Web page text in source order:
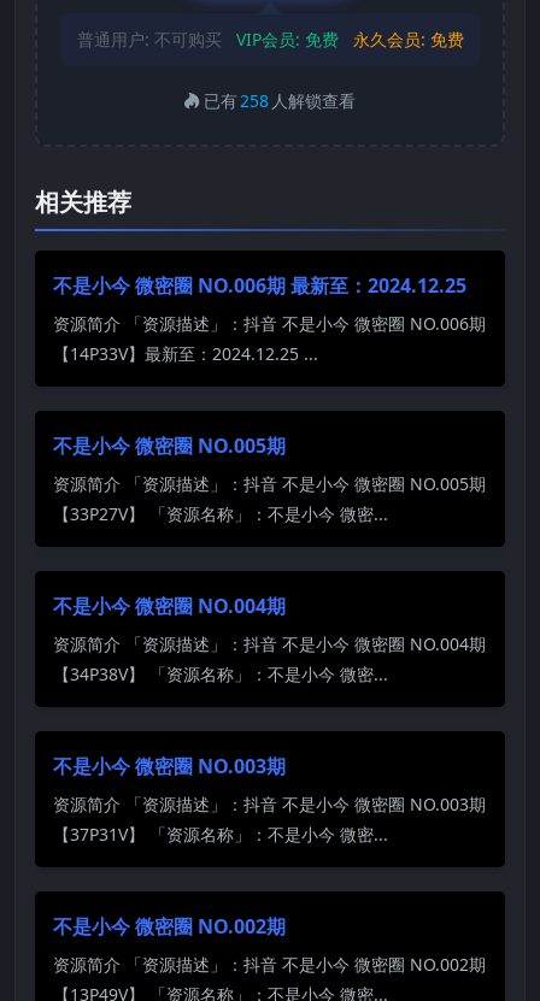
普通用户: 不可购买 VIP会员: 免费 永久会员: 免费
已有258 人解锁查看
相关推荐
不是小今 微密圈 NO.006期 最新至：2024.12.25
资源简介 「资源描述」：抖音 不是小今 微密圈 NO.006期
【14P33V】最新至：2024.12.25 ...
不是小今 微密圈 NO.005期
资源简介 「资源描述」：抖音 不是小今 微密圈 NO.005期
【33P27V】 「资源名称」：不是小今 微密...
不是小今 微密圈 NO.004期
资源简介 「资源描述」：抖音 不是小今 微密圈 NO.004期
【34P38V】 「资源名称」：不是小今 微密...
不是小今 微密圈 NO.003期
资源简介 「资源描述」：抖音 不是小今 微密圈 NO.003期
【37P31V】 「资源名称」：不是小今 微密...
不是小今 微密圈 NO.002期
资源简介 「资源描述」：抖音 不是小今 微密圈 NO.002期
【13P49V】 「资源名称」：不是小今 微密...